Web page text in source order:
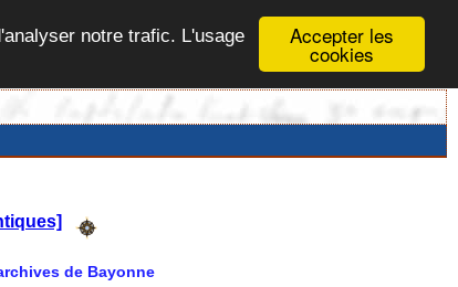
Accepter les
cookies
notre trafic. L'usage
de Bayonne